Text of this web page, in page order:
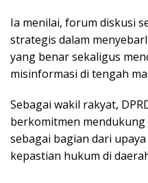
Ia menilai, forum diskusi
strategis dalam
yang benar sekaligus
misinformasi di tengah
Sebagai wakil rakyat,
berkomitmen
sebagai bagian dari
kepastian hukum di